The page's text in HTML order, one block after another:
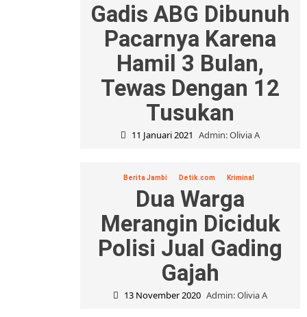
Gadis ABG Dibunuh
Pacarnya Karena
Hamil 3 Bulan,
Tewas Dengan 12
Tusukan
11 Januari 2021 Admin: Olivia A
Berita Jambi Detik.com Kriminal
Dua Warga
Merangin Diciduk
Polisi Jual Gading
Gajah
13 November 2020 Admin: Olivia A